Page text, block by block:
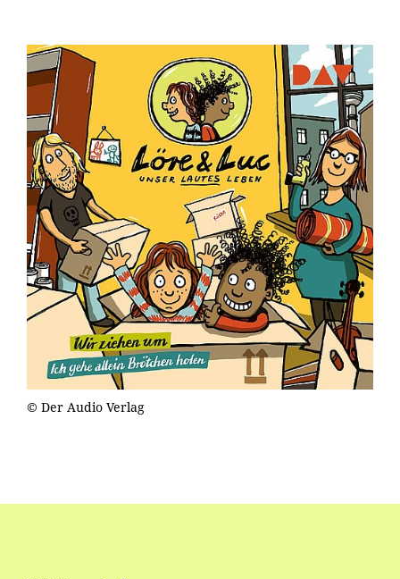
© Der Audio Verlag